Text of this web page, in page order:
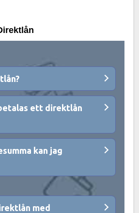
ett direktlån
kan jag
med